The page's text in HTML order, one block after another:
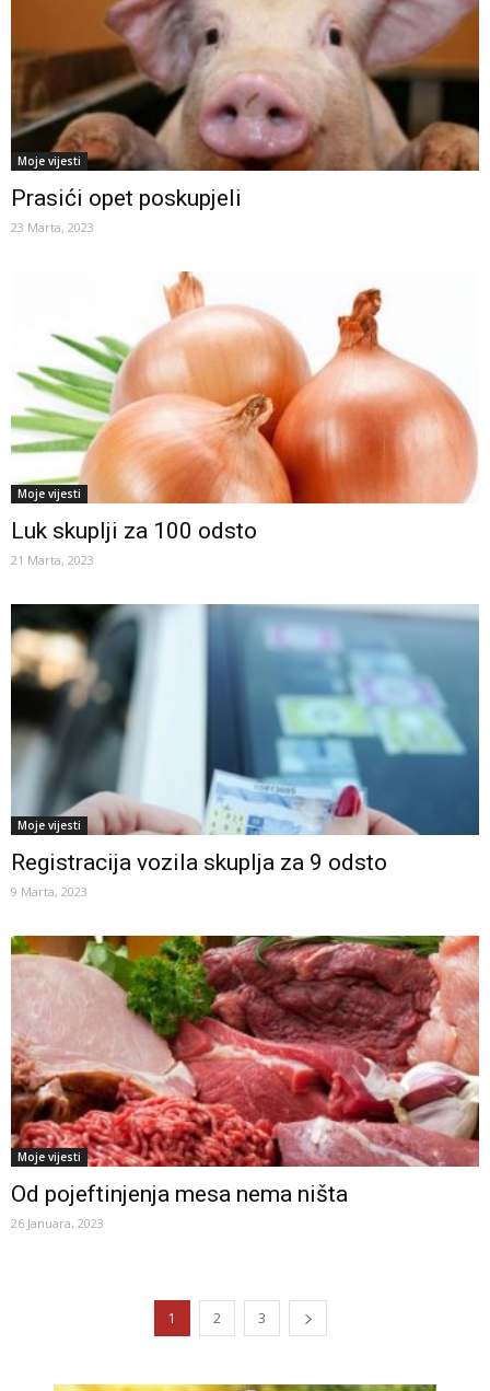
Moje vijesti
Prasići opet poskupjeli
23 Marta, 2023
Moje vijesti
Luk skuplji za 100 odsto
21 Marta, 2023
Moje vijesti
Registracija vozila skuplja za 9 odsto
9 Marta, 2023
Moje vijesti
Od pojeftinjenja mesa nema ništa
26 Januara, 2023
1 2 3